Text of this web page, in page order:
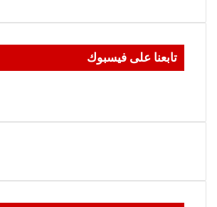
تابعنا على فيسبوك